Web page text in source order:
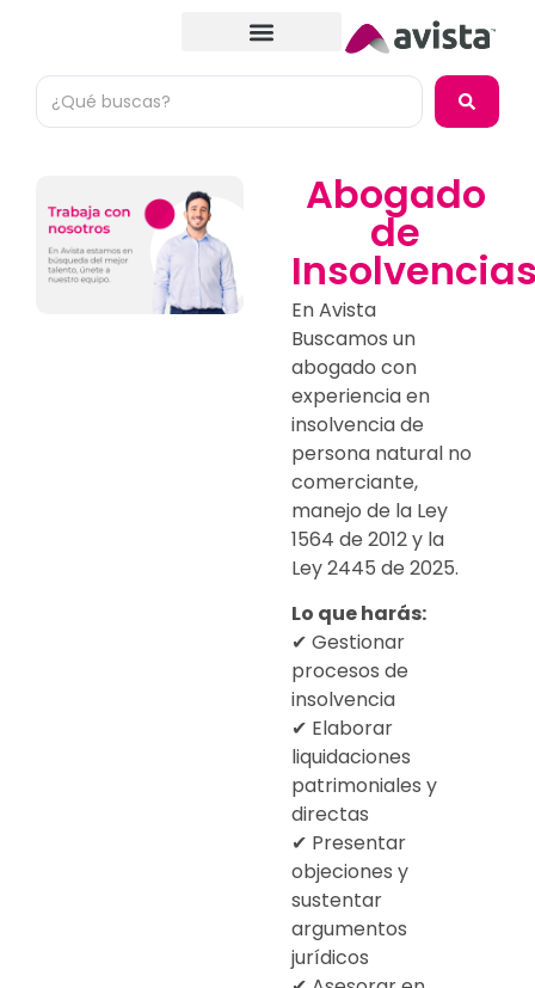
Abogado
de
En Avista
Buscamos un
abogado con
experiencia en
insolvencia de
persona natural no
comerciante,
manejo de la Ley
1564 de 2012 y la
Ley 2445 de 2025.
Lo que harás:
✔ Gestionar
procesos de
insolvencia
✔ Elaborar
liquidaciones
patrimoniales y
directas
✔ Presentar
objeciones y
sustentar
argumentos
jurídicos